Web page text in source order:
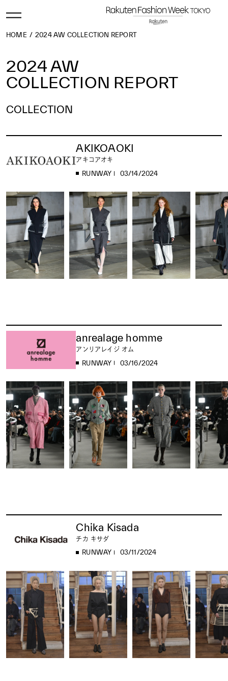
HOME 2024 AW COLLECTION REPORT
2024 AW
COLLECTION REPORT
COLLECTION
2023 SS2022 AW2022 SS2021 AW2021 SS2020 AW2020 SS
2018 AW2018 SS2017 AW
2015 AW2015 SS 2014 AW 2014 SS
2011 AW2011 SS2010 AW2010 SS
2007 SS 2006 AW 2006 SS
AKIKOAOKI
アキコアオキ
RUNWAY 03/14/2024
anrealage homme
アンリアレイジ オム
RUNWAY 03/16/2024
Chika Kisada
チカ キサダ
RUNWAY 03/11/2024